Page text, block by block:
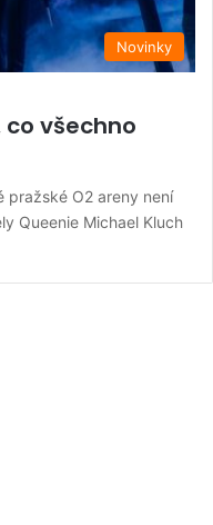
Novinky
co všechno
pražské O2 areny není
Queenie Michael Kluch